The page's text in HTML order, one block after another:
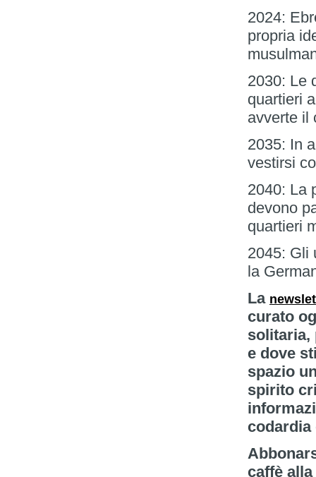
2024:
propria
2030: Le
quartieri
avverte il
2035: In
vestirsi
2040: La
devono
quartieri
2045: Gli
la
La
curato
solitaria,
e dove
spazio
spirito
codardia
caffè